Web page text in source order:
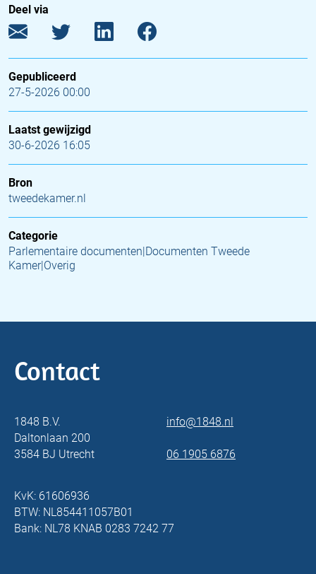
Deel via
Gepubliceerd
27-5-2026 00:00
Laatst gewijzigd
30-6-2026 16:05
Bron
tweedekamer.nl
Categorie
Parlementaire documenten|Documenten Tweede
Kamer|Overig
Contact
1848 B.V.
Daltonlaan 200
3584 BJ Utrecht
info@1848.nl
06 1905 6876
KvK: 61606936
BTW: NL854411057B01
Bank: NL78 KNAB 0283 7242 77